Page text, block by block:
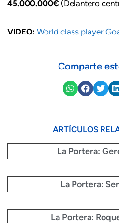
45.000.000€ (Delantero
VIDEO: World class player
Comparte
ARTÍCULOS
La Portera:
La Portera:
La Portera: